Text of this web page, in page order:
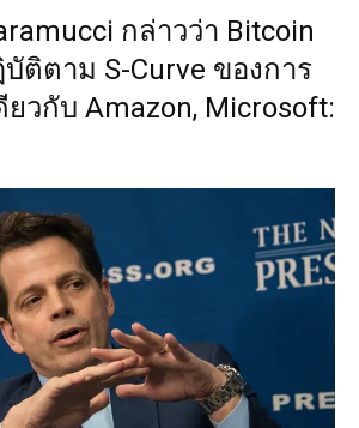
กล่าวว่า Bitcoin
ติตาม S-Curve ของการ
ยวกับ Amazon, Microsoft: